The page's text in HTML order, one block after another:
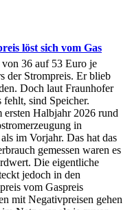
löst sich vom Gas
36 auf 53 Euro je
der Strompreis. Er blieb
Doch laut Fraunhofer
sind Speicher.
ersten Halbjahr 2026 rund
in
im Vorjahr. Das hat das
gemessen waren es
Die eigentliche
jedoch in den
vom Gaspreis
mit Negativpreisen gehen